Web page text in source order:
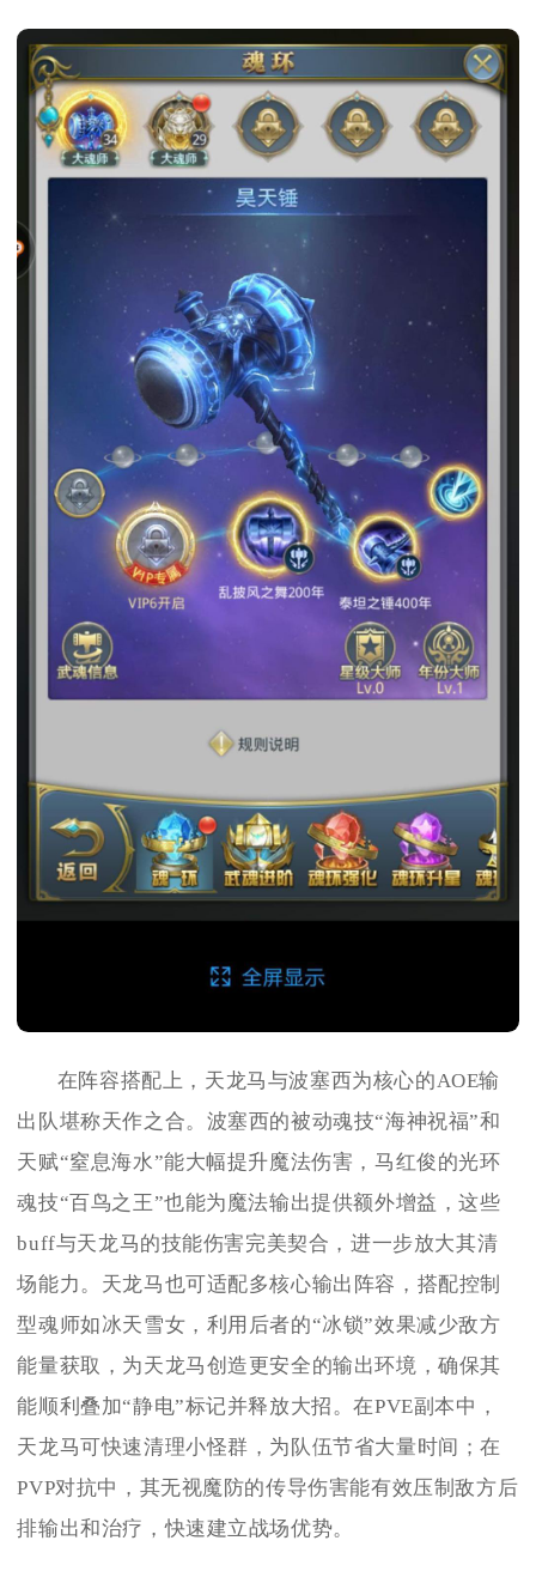
在阵容搭配上，天龙马与波塞西为核心的AOE输
出队堪称天作之合。波塞西的被动魂技“海神祝福”和
天赋“窒息海水”能大幅提升魔法伤害，马红俊的光环
魂技“百鸟之王”也能为魔法输出提供额外增益，这些
buff与天龙马的技能伤害完美契合，进一步放大其清
场能力。天龙马也可适配多核心输出阵容，搭配控制
型魂师如冰天雪女，利用后者的“冰锁”效果减少敌方
能量获取，为天龙马创造更安全的输出环境，确保其
能顺利叠加“静电”标记并释放大招。在PVE副本中，
天龙马可快速清理小怪群，为队伍节省大量时间；在
PVP对抗中，其无视魔防的传导伤害能有效压制敌方后
排输出和治疗，快速建立战场优势。